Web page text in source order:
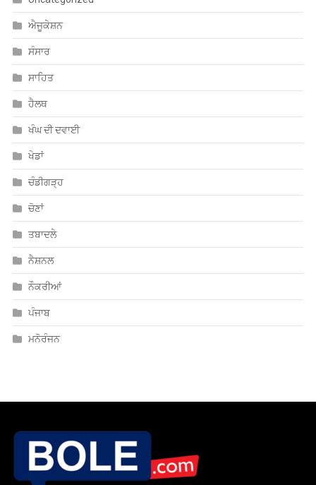
ਐਜੂਕੇਸ਼ਨ
ਸੰਸਾਰ
ਸਾਹਿਤ
ਹੈਲਥ
ਖੰਘ ਦੀ ਦਵਾਈ
ਖੇਡਾਂ
ਚੰਡੀਗੜ੍ਹ
ਚੋਣਾਂ
ਤਬਾਦਲੇ
ਨੈਸ਼ਨਲ
ਨੌਕਰੀਆਂ
ਪੰਜਾਬ
ਮਨੋਰੰਜਨ